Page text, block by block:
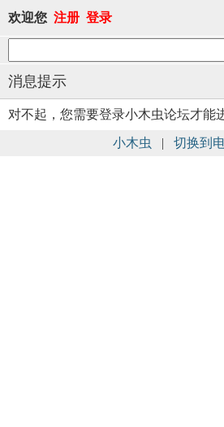
欢迎您 注册 登录
消息提示
对不起，您需要登录小木虫论坛才能
小木虫 | 切换到